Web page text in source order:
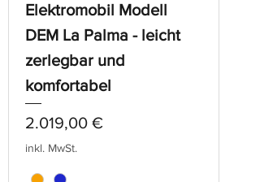
Elektromobil Modell
DEM La Palma - leicht
zerlegbar und
komfortabel
Preis
2.019,00 €
inkl. MwSt.